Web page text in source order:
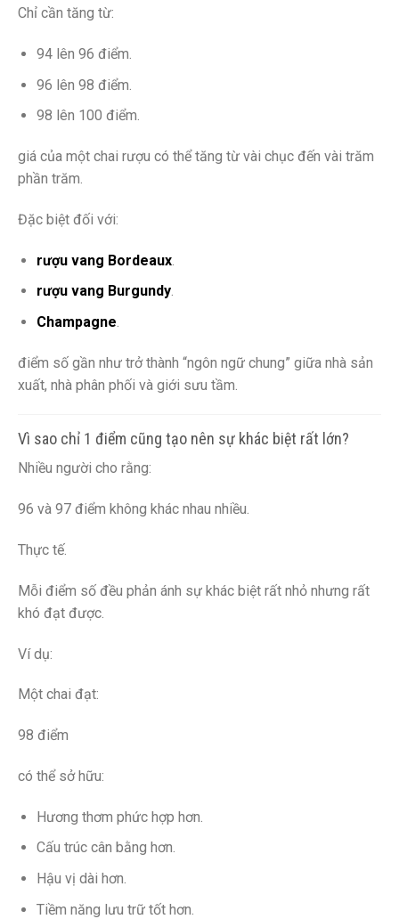
Chỉ cần tăng từ:
94 lên 96 điểm.
96 lên 98 điểm.
98 lên 100 điểm.
giá của một chai rượu có thể tăng từ vài chục đến vài trăm
phần trăm.
Đặc biệt đối với:
rượu vang Bordeaux.
rượu vang Burgundy.
Champagne
điểm số gần như trở thành “ngôn ngữ chung” giữa nhà sản
xuất, nhà phân phối và giới sưu tầm.
Vì sao chỉ 1 điểm cũng tạo nên sự khác biệt rất lớn?
Nhiều người cho rằng:
96 và 97 điểm không khác nhau nhiều.
Thực tế.
Mỗi điểm số đều phản ánh sự khác biệt rất nhỏ nhưng rất
khó đạt được.
Ví dụ:
Một chai đạt:
98 điểm
có thể sở hữu:
Hương thơm phức hợp hơn.
Cấu trúc cân bằng hơn.
Hậu vị dài hơn.
Tiềm năng lưu trữ tốt hơn.